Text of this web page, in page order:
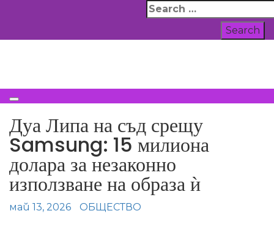
Search
for:
Дуа Липа на съд срещу
Samsung: 15 милиона
долара за незаконно
използване на образа ѝ
май 13, 2026 ОБЩЕСТВО